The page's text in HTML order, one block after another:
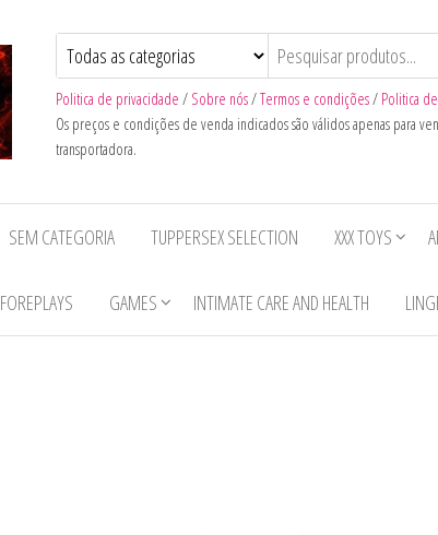
Politica de privacidade / Sobre nós/Termos e condições/ Politica
Os preços e condições de venda indicados são válidos apenas para
transportadora.
SEM CATEGORIA TUPPERSEX SELECTION XXX TOYS
FOREPLAYS GAMES INTIMATE CARE AND HEALTH